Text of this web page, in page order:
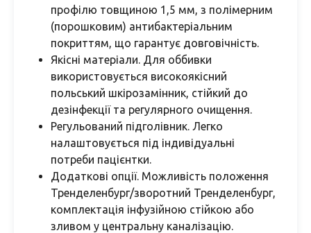
профілю товщиною 1,5 мм, з полімерним
(порошковим) антибактеріальним
покриттям, що гарантує довговічність.
Якісні матеріали. Для оббивки
використовується високоякісний
польський шкірозамінник, стійкий до
дезінфекції та регулярного очищення.
Регульований підголівник. Легко
налаштовується під індивідуальні
потреби пацієнтки.
Додаткові опції. Можливість положення
Тренделенбург/зворотний Тренделенбург,
комплектація інфузійною стійкою або
зливом у центральну каналізацію.